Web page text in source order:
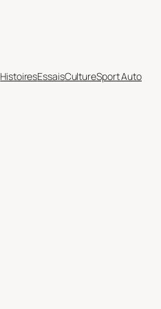
HistoiresEssaisCultureSport Auto